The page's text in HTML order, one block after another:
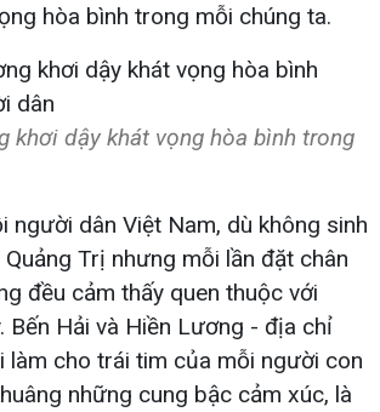
hòa bình trong mỗi chúng ta.
khơi dậy khát vọng hòa bình trong
người dân Việt Nam, dù không sinh
Trị nhưng mỗi lần đặt chân
đều cảm thấy quen thuộc với
Bến Hải và Hiền Lương - địa chỉ
làm cho trái tim của mỗi người con
những cung bậc cảm xúc, là